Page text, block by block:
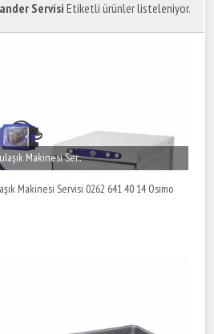
Servisi Etiketli ürünler listeleniyor.
Makinesi Ser..
Makinesi Servisi 0262 641 40 14 Osimo